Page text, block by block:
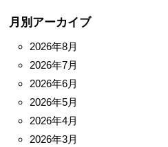
月別アーカイブ
2026年8月
2026年7月
2026年6月
2026年5月
2026年4月
2026年3月